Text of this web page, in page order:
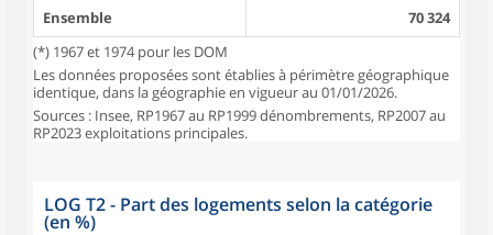
Ensemble
70 324
(*) 1967 et 1974 pour les DOM
Les données proposées sont établies à périmètre géographique
identique, dans la géographie en vigueur au 01/01/2026.
Sources : Insee, RP1967 au RP1999 dénombrements, RP2007 au
RP2023 exploitations principales.
LOG T2 - Part des logements selon la catégorie
(en %)